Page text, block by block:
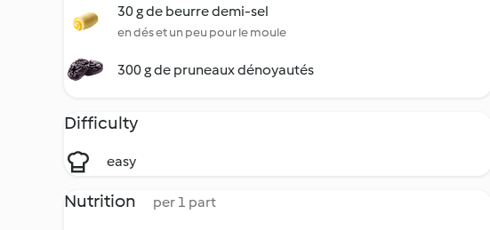
30 g de beurre demi-sel
en dés et un peu pour le moule
300 g de pruneaux dénoyautés
Difficulty
easy
Nutrition per 1 part